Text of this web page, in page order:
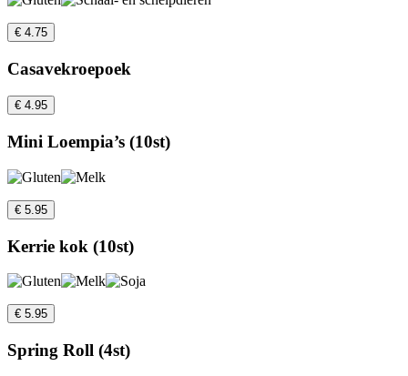
€ 4.75
Casavekroepoek
€ 4.95
Mini Loempia’s (10st)
€ 5.95
Kerrie kok (10st)
€ 5.95
Spring Roll (4st)